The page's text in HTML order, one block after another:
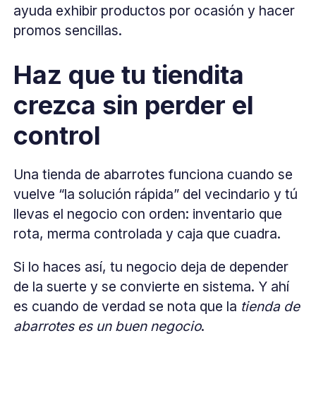
ayuda exhibir productos por ocasión y hacer
promos sencillas.
Haz que tu tiendita
crezca sin perder el
control
Una tienda de abarrotes funciona cuando se
vuelve “la solución rápida” del vecindario y tú
llevas el negocio con orden: inventario que
rota, merma controlada y caja que cuadra.
Si lo haces así, tu negocio deja de depender
de la suerte y se convierte en sistema. Y ahí
es cuando de verdad se nota que la tienda de
abarrotes es un buen negocio.